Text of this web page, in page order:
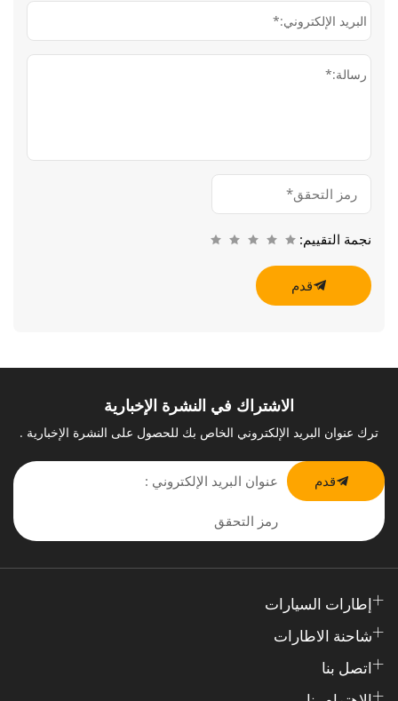
البريد الإلكتروني:*
رسالة:*
نجمة التقييم:
قدم
الاشتراك في النشرة الإخبارية
ترك عنوان البريد الإلكتروني الخاص بك للحصول على النشرة الإخبارية .
قدم
إطارات السيارات
شاحنة الاطارات
اتصل بنا